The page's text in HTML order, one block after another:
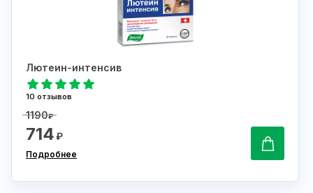
Лютеин-интенсив
10 отзывов
1190₽
714₽
Подробнее